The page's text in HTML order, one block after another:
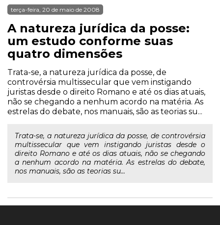
terça-feira, 20 de maio de 2008
A natureza jurídica da posse:
um estudo conforme suas
quatro dimensões
Trata-se, a natureza jurídica da posse, de
controvérsia multissecular que vem instigando
juristas desde o direito Romano e até os dias atuais,
não se chegando a nenhum acordo na matéria. As
estrelas do debate, nos manuais, são as teorias su...
Trata-se, a natureza jurídica da posse, de controvérsia
multissecular que vem instigando juristas desde o
direito Romano e até os dias atuais, não se chegando
a nenhum acordo na matéria. As estrelas do debate,
nos manuais, são as teorias su...